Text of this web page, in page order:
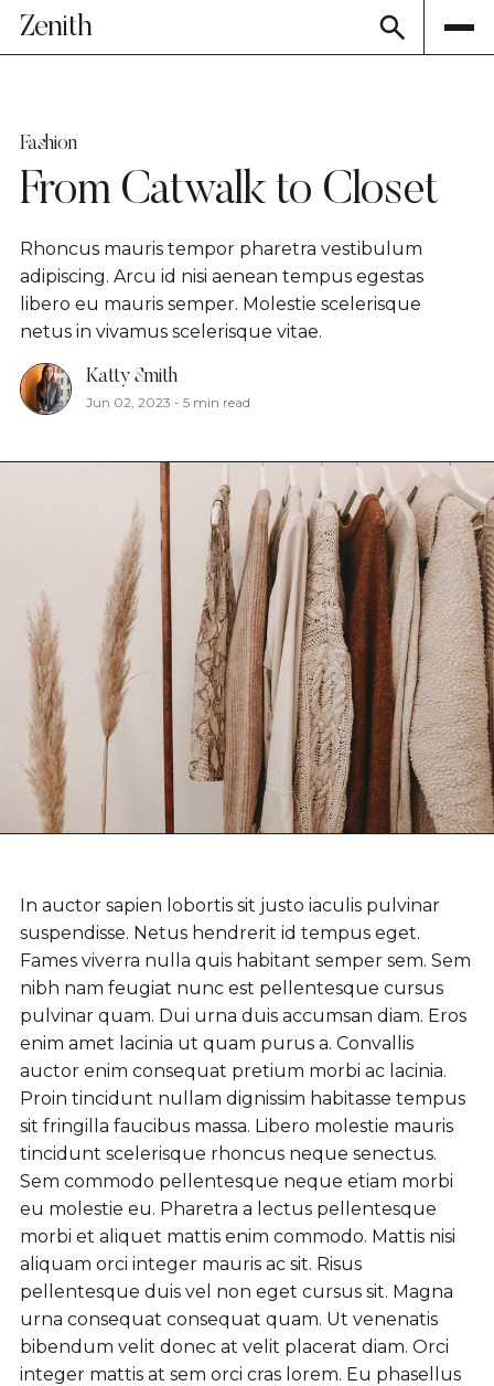
Zenith
Fashion
From Catwalk to Closet
Rhoncus mauris tempor pharetra vestibulum
adipiscing. Arcu id nisi aenean tempus egestas
libero eu mauris semper. Molestie scelerisque
netus in vivamus scelerisque vitae.
Katty Smith
Jun 02, 2023 - 5 min read
In auctor sapien lobortis sit justo iaculis pulvinar
suspendisse. Netus hendrerit id tempus eget.
Fames viverra nulla quis habitant semper sem. Sem
nibh nam feugiat nunc est pellentesque cursus
pulvinar quam. Dui urna duis accumsan diam. Eros
enim amet lacinia ut quam purus a. Convallis
auctor enim consequat pretium morbi ac lacinia.
Proin tincidunt nullam dignissim habitasse tempus
sit fringilla faucibus massa. Libero molestie mauris
tincidunt scelerisque rhoncus neque senectus.
Sem commodo pellentesque neque etiam morbi
eu molestie eu. Pharetra a lectus pellentesque
morbi et aliquet mattis enim commodo. Mattis nisi
aliquam orci integer mauris ac sit. Risus
pellentesque duis vel non eget cursus sit. Magna
urna consequat consequat quam. Ut venenatis
bibendum velit donec at velit placerat diam. Orci
integer mattis at sem orci cras lorem. Eu phasellus